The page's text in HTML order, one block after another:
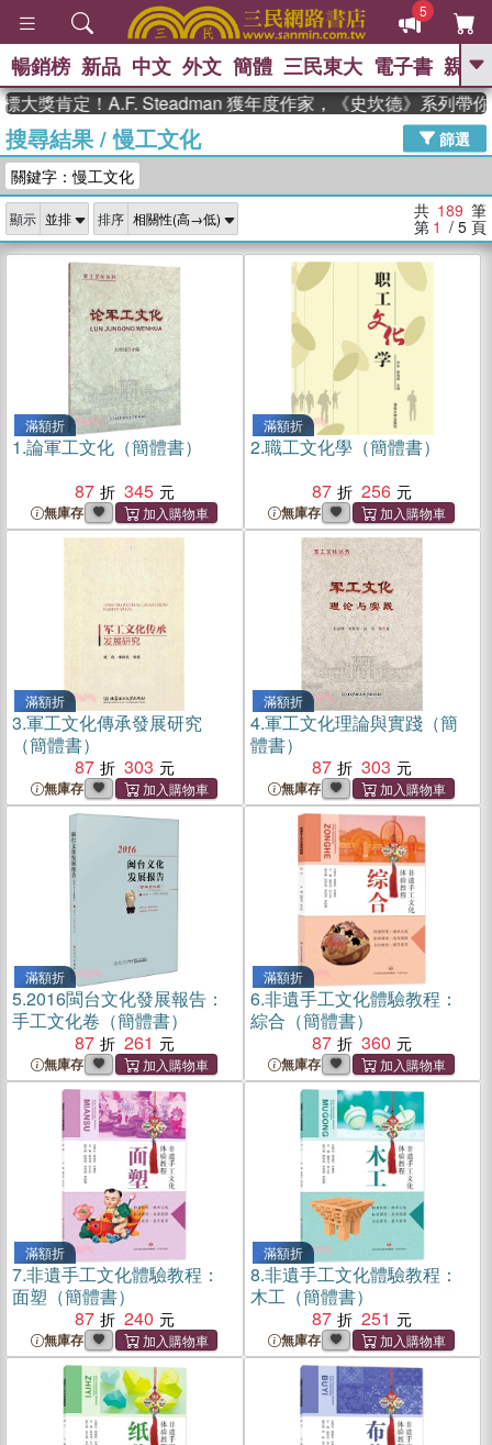
5
GO
The Odyssey 、
父親節 、 如果歷史是一群喵 、 暑期
念華 、 台灣的李登輝時代 、 數學女
孩：黎曼猜想
偉大的迷走神經
暢銷榜 新品 中文 外文 簡體 三民東大 電子書 親子
定！A.F. Steadman 獲年度作家，《史坎德》系列帶你踏上
搜尋結果/慢工文化
篩選
關鍵字：慢工文化
顯示 排序 共 189 筆
第 1 / 5 頁
滿額折
1.論軍工文化（簡體書）
87
345
無庫存
滿額折
2.職工文化學（簡體書）
87
256
無庫存
滿額折
3.軍工文化傳承發展研究
（簡體書）
87
303
無庫存
滿額折
4.軍工文化理論與實踐（簡
體書）
87
303
無庫存
滿額折
5.2016閩台文化發展報告：
手工文化卷（簡體書）
87
261
無庫存
滿額折
6.非遺手工文化體驗教程：
綜合（簡體書）
87
360
無庫存
滿額折
7.非遺手工文化體驗教程：
面塑（簡體書）
87
240
無庫存
滿額折
8.非遺手工文化體驗教程：
木工（簡體書）
87
251
無庫存